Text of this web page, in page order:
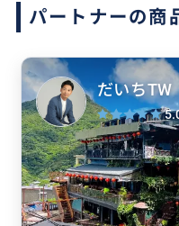
ススメです！
パートナーの商
だいちTW